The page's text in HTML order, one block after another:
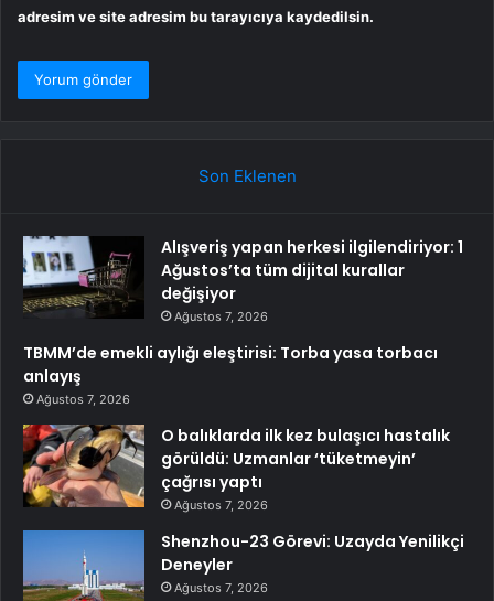
adresim ve site adresim bu tarayıcıya kaydedilsin.
Son Eklenen
Alışveriş yapan herkesi ilgilendiriyor: 1
Ağustos’ta tüm dijital kurallar
değişiyor
Ağustos 7, 2026
TBMM’de emekli aylığı eleştirisi: Torba yasa torbacı
anlayış
Ağustos 7, 2026
O balıklarda ilk kez bulaşıcı hastalık
görüldü: Uzmanlar ‘tüketmeyin’
çağrısı yaptı
Ağustos 7, 2026
Shenzhou-23 Görevi: Uzayda Yenilikçi
Deneyler
Ağustos 7, 2026